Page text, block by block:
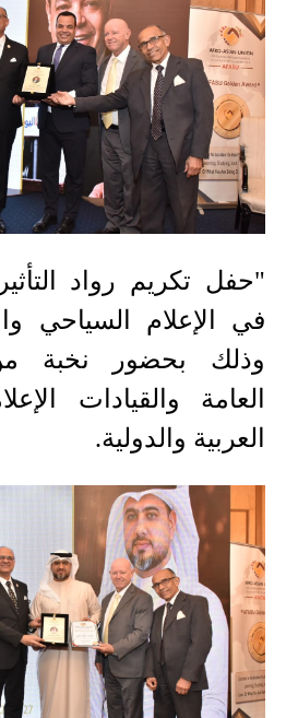
"حفل تكريم رواد
في الإعلام السياحي
وذلك بحضور نخبة
العامة والقيادات
العربية والدولية.